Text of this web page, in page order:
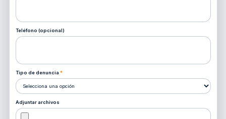
Teléfono (opcional)
Tipo de denuncia *
Adjuntar archivos